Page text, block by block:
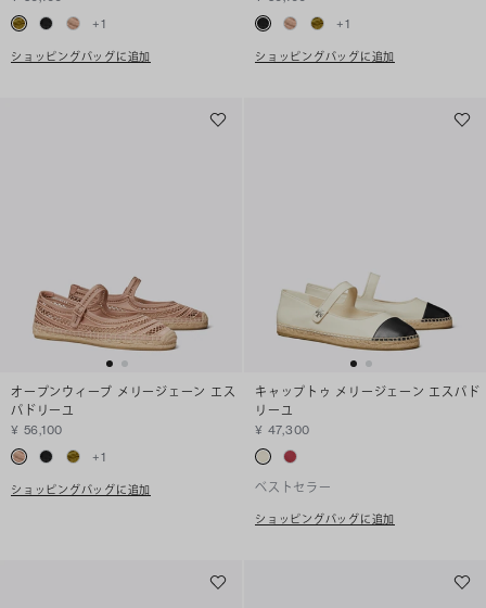
+1
ショッピングバッグに追加
+1
ショッピングバッグに追加
オープンウィーブ メリージェーン エス
パドリーユ
¥ 56,100
+1
ショッピングバッグに追加
キャップトゥ メリージェーン エスパド
リーユ
¥ 47,300
ベストセラー
ショッピングバッグに追加